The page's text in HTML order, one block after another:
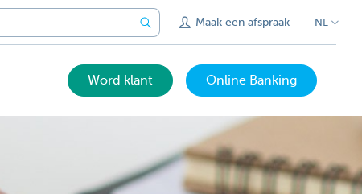
Maak een afspraak NL
Word klant Online Banking